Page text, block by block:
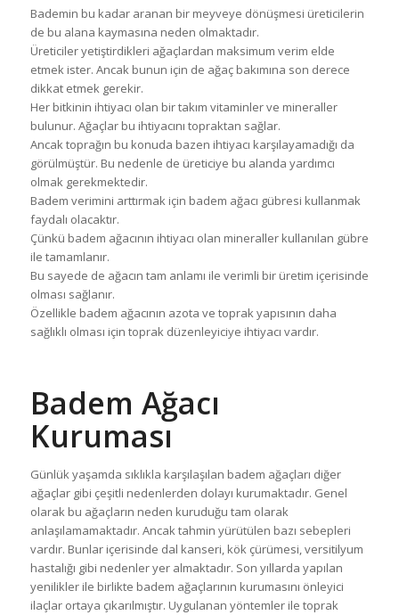
Bademin bu kadar aranan bir meyveye dönüşmesi üreticilerin
de bu alana kaymasına neden olmaktadır.
Üreticiler yetiştirdikleri ağaçlardan maksimum verim elde
etmek ister. Ancak bunun için de ağaç bakımına son derece
dikkat etmek gerekir.
Her bitkinin ihtiyacı olan bir takım vitaminler ve mineraller
bulunur. Ağaçlar bu ihtiyacını topraktan sağlar.
Ancak toprağın bu konuda bazen ihtiyacı karşılayamadığı da
görülmüştür. Bu nedenle de üreticiye bu alanda yardımcı
olmak gerekmektedir.
Badem verimini arttırmak için badem ağacı gübresi kullanmak
faydalı olacaktır.
Çünkü badem ağacının ihtiyacı olan mineraller kullanılan gübre
ile tamamlanır.
Bu sayede de ağacın tam anlamı ile verimli bir üretim içerisinde
olması sağlanır.
Özellikle badem ağacının azota ve toprak yapısının daha
sağlıklı olması için toprak düzenleyiciye ihtiyacı vardır.
Badem Ağacı
Kuruması
Günlük yaşamda sıklıkla karşılaşılan badem ağaçları diğer
ağaçlar gibi çeşitli nedenlerden dolayı kurumaktadır. Genel
olarak bu ağaçların neden kuruduğu tam olarak
anlaşılamamaktadır. Ancak tahmin yürütülen bazı sebepleri
vardır. Bunlar içerisinde dal kanseri, kök çürümesi, versitilyum
hastalığı gibi nedenler yer almaktadır. Son yıllarda yapılan
yenilikler ile birlikte badem ağaçlarının kurumasını önleyici
ilaçlar ortaya çıkarılmıştır. Uygulanan yöntemler ile toprak